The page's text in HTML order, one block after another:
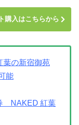
購入はこちらから
葉の新宿御苑
能
NAKED 紅葉